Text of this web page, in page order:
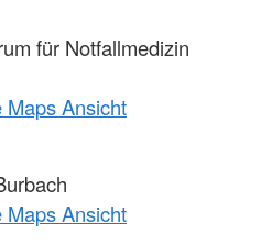
für Notfallmedizin
Maps Ansicht
Maps Ansicht